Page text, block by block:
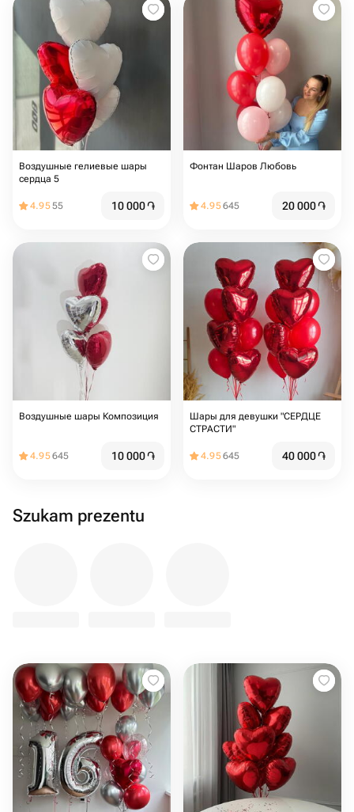
Воздушные гелиевые шары
сердца 5️
4.9555 10 000֏
Фонтан Шаров Любовь
4.95645 20 000֏
Воздушные шары Композиция
4.95645 10 000֏
Шары для девушки "СЕРДЦЕ
СТРАСТИ"
4.95645 40 000֏
Szukam prezentu